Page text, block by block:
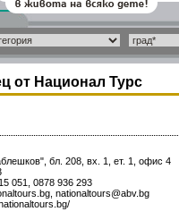
от Национал Турс
бл. 208, вх. 1, ет. 1, офис 4
051, 0878 936 293
nationaltours@abv.bg